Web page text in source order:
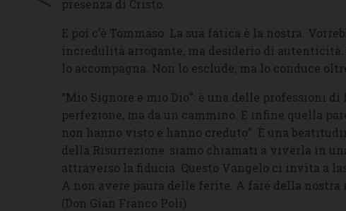
presenza di Cristo.
E poi c’è Tommaso. La sua fatica è la nostra.
incredulità arrogante, ma desiderio di autenticità.
lo accompagna. Non lo esclude, ma lo conduce
“Mio Signore e mio Dio”: è una delle professioni
perfezione, ma da un cammino. E infine quella
non hanno visto e hanno creduto”. È una
della Risurrezione: siamo chiamati a viverla in
attraverso la fiducia. Questo Vangelo ci invita a
A non avere paura delle ferite. A fare della
(Don Gian Franco Poli).